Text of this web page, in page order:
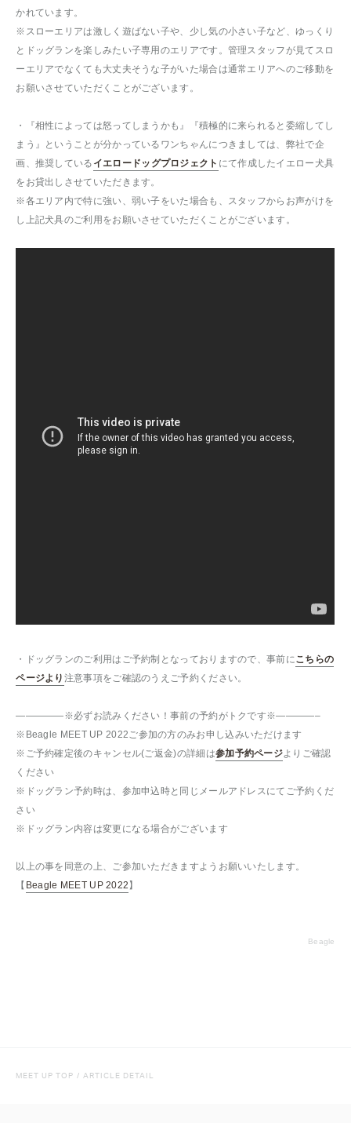
かれています。
※スローエリアは激しく遊ばない子や、少し気の小さい子など、ゆっくり
とドッグランを楽しみたい子専用のエリアです。管理スタッフが見てスロ
ーエリアでなくても大丈夫そうな子がいた場合は通常エリアへのご移動を
お願いさせていただくことがございます。
・『相性によっては怒ってしまうかも』『積極的に来られると委縮してし
まう』ということが分かっているワンちゃんにつきましては、弊社で企
画、推奨している イエロードッグプロジェクト にて作成したイエロー犬具
をお貸出しさせていただきます。
※各エリア内で特に強い、弱い子をいた場合も、スタッフからお声がけを
し上記犬具のご利用をお願いさせていただくことがございます。
・ドッグランのご利用はご予約制となっておりますので、事前にこちらの
ページより 注意事項をご確認のうえご予約ください。
—————※必ずお読みください！事前の予約がトクです※————–
※Beagle MEET UP 2022ご参加の方のみお申し込みいただけます
※ご予約確定後のキャンセル(ご返金)の詳細は参加予約ページよりご確認
ください
※ドッグラン予約時は、参加申込時と同じメールアドレスにてご予約くだ
さい
※ドッグラン内容は変更になる場合がございます
以上の事を同意の上、ご参加いただきますようお願いいたします。
【 Beagle MEET UP 2022】
Beagle
MEET UP TOP / ARTICLE DETAIL